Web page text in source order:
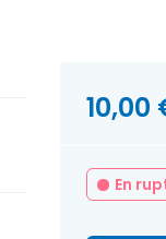
10,00
En